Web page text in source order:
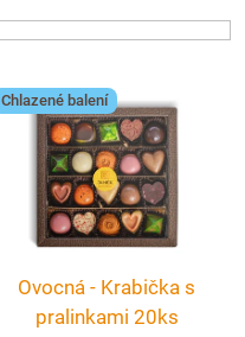
Chlazené balení
Ovocná - Krabička s
pralinkami 20ks